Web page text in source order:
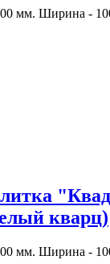
мм. Ширина -
кварц)
мм. Ширина -